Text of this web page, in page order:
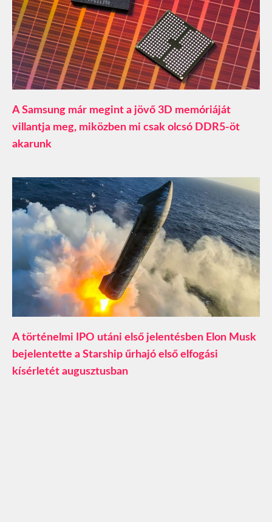
A Samsung már megint a jövő 3D memóriáját
villantja meg, miközben mi csak olcsó DDR5-öt
akarunk
A történelmi IPO utáni első jelentésben Elon Musk
bejelentette a Starship űrhajó első elfogási
kísérletét augusztusban